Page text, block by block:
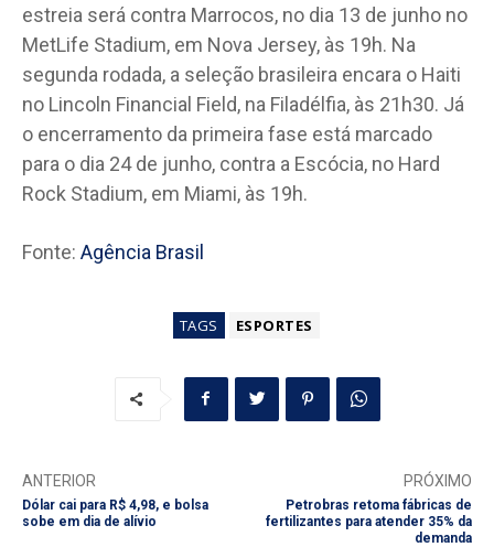
estreia será contra Marrocos, no dia 13 de junho no
MetLife Stadium, em Nova Jersey, às 19h. Na
segunda rodada, a seleção brasileira encara o Haiti
no Lincoln Financial Field, na Filadélfia, às 21h30. Já
o encerramento da primeira fase está marcado
para o dia 24 de junho, contra a Escócia, no Hard
Rock Stadium, em Miami, às 19h.
Fonte: Agência Brasil
TAGS ESPORTES
ANTERIOR
Dólar cai para R$ 4,98, e bolsa
sobe em dia de alívio
PRÓXIMO
Petrobras retoma fábricas de
fertilizantes para atender 35% da
demanda